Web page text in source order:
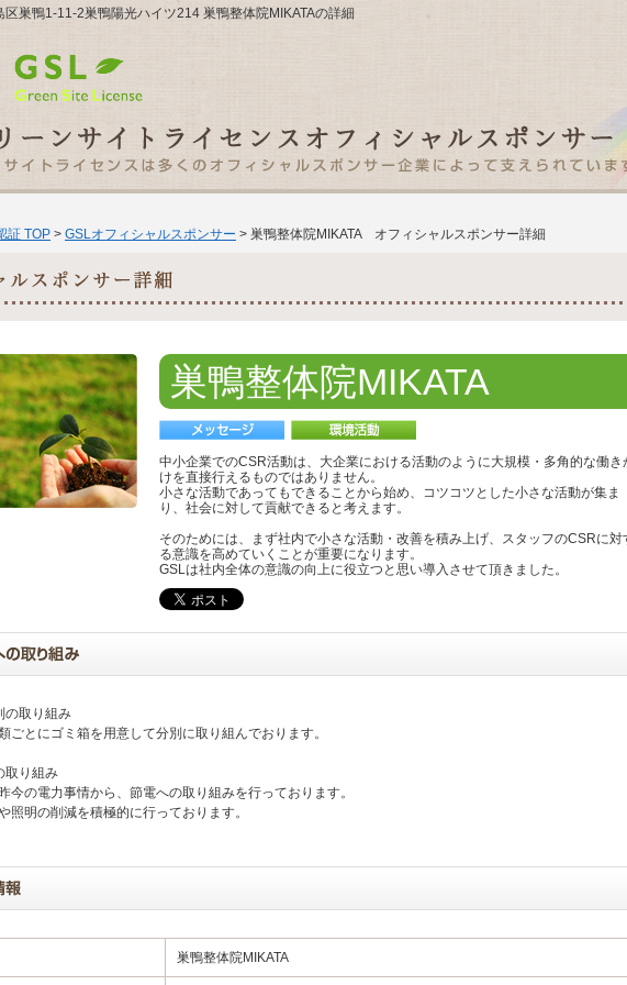
巣鴨1-11-2巣鴨陽光ハイツ214 巣鴨整体院MIKATAの詳細
証 TOP > GSLオフィシャルスポンサー > 巣鴨整体院MIKATA オフィシャルスポンサー詳細
巣鴨整体院MIKATA
中小企業でのCSR活動は、大企業における活動のように大規模・多角的な働き
けを直接行えるものではありません。
小さな活動であってもできることから始め、コツコツとした小さな活動が集ま
り、社会に対して貢献できると考えます。
そのためには、まず社内で小さな活動・改善を積み上げ、スタッフのCSRに対
る意識を高めていくことが重要になります。
GSLは社内全体の意識の向上に役立つと思い導入させて頂きました。
の取り組み
ごとにゴミ箱を用意して分別に取り組んでおります。
取り組み
今の電力事情から、節電への取り組みを行っております。
照明の削減を積極的に行っております。
巣鴨整体院MIKATA